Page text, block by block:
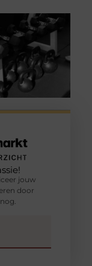
jouw
door